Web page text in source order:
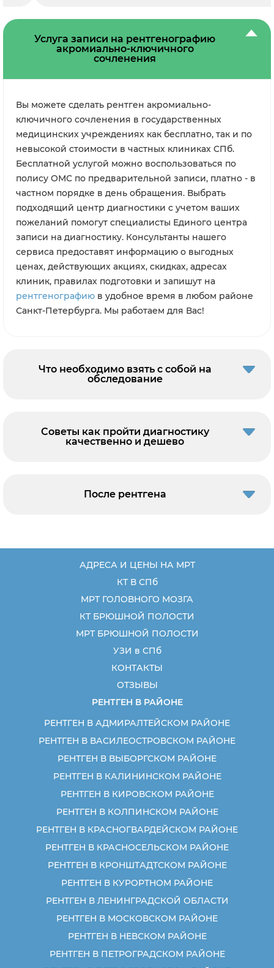
Услуга записи на рентгенографию
акромиально-ключичного
сочленения
Вы можете сделать рентген акромиально-
ключичного сочленения в государственных
медицинских учреждениях как бесплатно, так и по
невысокой стоимости в частных клиниках СПб.
Бесплатной услугой можно воспользоваться по
полису ОМС по предварительной записи, платно - в
частном порядке в день обращения. Выбрать
подходящий центр диагностики с учетом ваших
пожеланий помогут специалисты Единого центра
записи на диагностику. Консультанты нашего
сервиса предоставят информацию о выгодных
ценах, действующих акциях, скидках, адресах
клиник, правилах подготовки и запишут на
рентгенографию в удобное время в любом районе
Санкт-Петербурга. Мы работаем для Вас!
Что необходимо взять с собой на
обследование
Советы как пройти диагностику
качественно и дешево
После рентгена
АДРЕСА И ЦЕНЫ НА МРТ
КТ В СПб
МРТ ГОЛОВНОГО МОЗГА
КТ БРЮШНОЙ ПОЛОСТИ
МРТ БРЮШНОЙ ПОЛОСТИ
УЗИ в СПб
КОНТАКТЫ
ОТЗЫВЫ
РЕНТГЕН В РАЙОНЕ
РЕНТГЕН В АДМИРАЛТЕЙСКОМ РАЙОНЕ
РЕНТГЕН В ВАСИЛЕОСТРОВСКОМ РАЙОНЕ
РЕНТГЕН В ВЫБОРГСКОМ РАЙОНЕ
РЕНТГЕН В КАЛИНИНСКОМ РАЙОНЕ
РЕНТГЕН В КИРОВСКОМ РАЙОНЕ
РЕНТГЕН В КОЛПИНСКОМ РАЙОНЕ
РЕНТГЕН В КРАСНОГВАРДЕЙСКОМ РАЙОНЕ
РЕНТГЕН В КРАСНОСЕЛЬСКОМ РАЙОНЕ
РЕНТГЕН В КРОНШТАДТСКОМ РАЙОНЕ
РЕНТГЕН В КУРОРТНОМ РАЙОНЕ
РЕНТГЕН В ЛЕНИНГРАДСКОЙ ОБЛАСТИ
РЕНТГЕН В МОСКОВСКОМ РАЙОНЕ
РЕНТГЕН В НЕВСКОМ РАЙОНЕ
РЕНТГЕН В ПЕТРОГРАДСКОМ РАЙОНЕ